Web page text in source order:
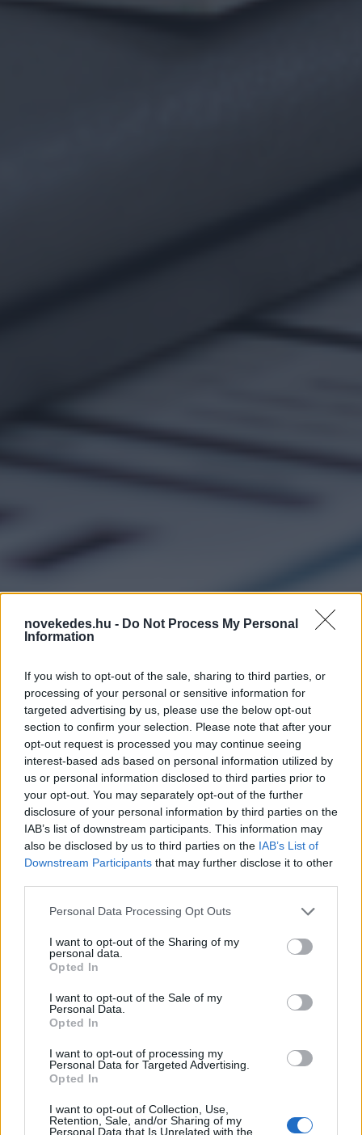
novekedes.hu - Do Not Process My Personal
Information
If you wish to opt-out of the sale, sharing to third parties, or
processing of your personal or sensitive information for
targeted advertising by us, please use the below opt-out
section to confirm your selection. Please note that after your
opt-out request is processed you may continue seeing
interest-based ads based on personal information utilized by
us or personal information disclosed to third parties prior to
your opt-out. You may separately opt-out of the further
disclosure of your personal information by third parties on the
IAB’s list of downstream participants. This information may
also be disclosed by us to third parties on the IAB’s List of
Downstream Participants that may further disclose it to other
Please note that this website/app uses one or more Google
not limited to your visit or usage behaviour. You may click to
grant or deny consent to Google and its third-party tags to
use your data for below specified purposes in below Google
consent section.
Personal Data Processing Opt Outs
I want to opt-out of the Sharing of my
personal data.
Opted In
I want to opt-out of the Sale of my
Personal Data.
Opted In
I want to opt-out of processing my
Personal Data for Targeted Advertising.
Opted In
I want to opt-out of Collection, Use,
Retention, Sale, and/or Sharing of my
Personal Data that Is Unrelated with the
hiteltörlesztésre,
lakásvásárlásra és
korszerűsítésre fordítják
a nyugdíjpénztári
ingatlancélú
kifizetéseket
PÉNZÜGY 2025. MÁRC. 11. NÖVEKEDÉS.HU
Az önkéntes nyugdíjpénztárak adatai
alapján a nemrég bevezetett ingatlancélú
szolgáltatásokra összesen közel 13 milliárd
forint kifizetési igény érkezett 2025.
jelzáloghitelük előtörlesztése vagy